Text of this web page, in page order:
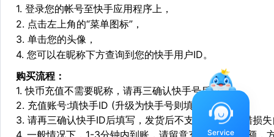
1. 登录您的帐号至快手应用程序上，
2. 点击左上角的“菜单图标”，
3. 单击您的头像，
4. 您可以在昵称下方查询到您的快手用户ID。
购买流程：
1. 快币充值不需要昵称，请再三确认快手号后付款。
2. 充值账号:填快手ID (升级为快手号则填快手号)
3. 请再三确认快手ID后填写，发货后不支持退换，填错损
4. 一般情况下，1-3分钟内到账，请留意充值之前的余额
Service